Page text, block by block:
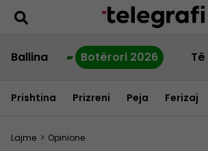
Ballina Botërori 2026
Prishtina Prizreni Peja Ferizaj
Lajme > Opinione